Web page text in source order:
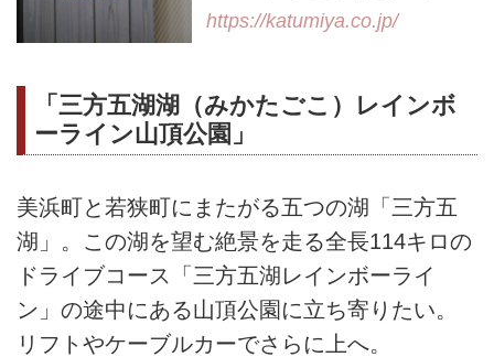
https://katumiya.co.jp/
「三方五湖湖（みかたごこ）レインボ
ーライン山頂公園」
美浜町と若狭町にまたがる五つの湖「三方五
湖」。この湖を望む絶景を走る全長114キロの
ドライブコース「三方五湖レインボーライ
ン」の途中にある山頂公園に立ち寄りたい。
リフトやケーブルカーでさらに上へ。